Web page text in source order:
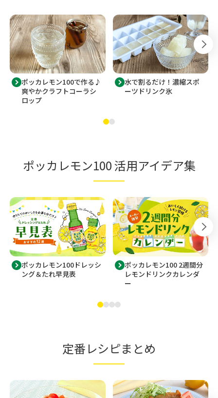
ポッカレモン100で作る♪
爽やかクラフトコーラシ
ロップ
水で割るだけ！濃縮スポ
ーツドリンク氷
ポッカレモン100 活用アイデア集
ポッカレモン100ドレッシ
ング＆たれ早見表
ポッカレモン100 2週間分
レモンドリンクカレンダ
ー
定番レシピまとめ